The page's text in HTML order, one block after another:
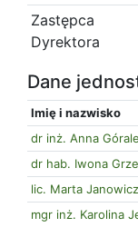
Zastępca
Dyrektora
Dane
Imię i nazwisko
dr inż. Anna
dr hab. Iwona
lic. Marta Janowicz
mgr inż. Karolina